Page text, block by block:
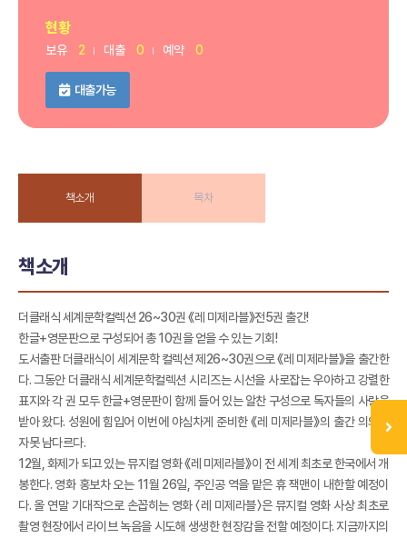
현황
보유 2 대출 0 예약 0
대출가능
책소개 목차
책소개
더클래식 세계문학컬렉션 26~30권 《레 미제라블》전5권 출간!
한글+영문판으로 구성되어 총 10권을 얻을 수 있는 기회!
도서출판 더클래식이 세계문학 컬렉션 제26~30권으로 《레 미제라블》을 출간한
다. 그동안 더클래식 세계문학컬렉션 시리즈는 시선을 사로잡는 우아하고 강렬한
표지와 각 권 모두 한글+영문판이 함께 들어 있는 알찬 구성으로 독자들의 사랑을
받아 왔다. 성원에 힘입어 이번에 야심차게 준비한 《레 미제라블》의 출간 의의는
자못 남다르다.
12월, 화제가 되고 있는 뮤지컬 영화 《레 미제라블》이 전 세계 최초로 한국에서 개
봉한다. 영화 홍보차 오는 11월 26일, 주인공 역을 맡은 휴 잭맨이 내한할 예정이
다. 올 연말 기대작으로 손꼽히는 영화 〈레 미제라블〉은 뮤지컬 영화 사상 최초로
촬영 현장에서 라이브 녹음을 시도해 생생한 현장감을 전할 예정이다. 지금까지의